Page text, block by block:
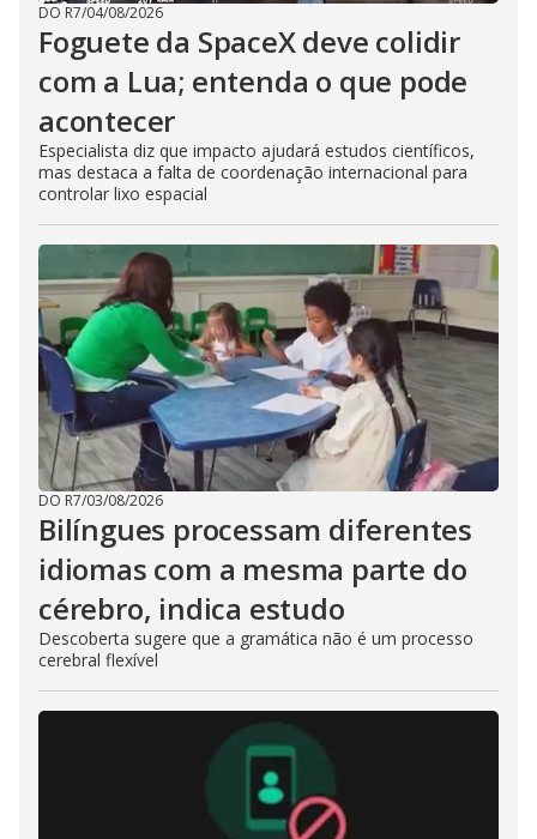
DO R7/04/08/2026
Foguete da SpaceX deve colidir
com a Lua; entenda o que pode
acontecer
Especialista diz que impacto ajudará estudos científicos,
mas destaca a falta de coordenação internacional para
controlar lixo espacial
DO R7/03/08/2026
Bilíngues processam diferentes
idiomas com a mesma parte do
cérebro, indica estudo
Descoberta sugere que a gramática não é um processo
cerebral flexível